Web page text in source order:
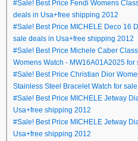
#Sale! Best Price Fendi Womens
deals in Usa+free shipping 2012
#Sale! Best Price MICHELE Deco 16
sale deals in Usa+free shipping 2012
#Sale! Best Price Michele Caber
Womens Watch - MW16A01A2025
#Sale! Best Price Christian Dior
Stainless Steel Bracelet Watch for
#Sale! Best Price MICHELE Jetway
Usa+free shipping 2012
#Sale! Best Price MICHELE Jetway
Usa+free shipping 2012